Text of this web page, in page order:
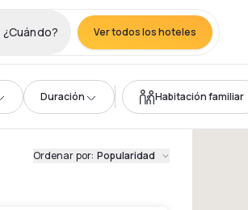
¿Cuándo? Ver todos los hoteles
Duración Habitación familiar
Ordenar por: Popularidad